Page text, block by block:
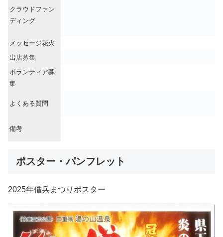
クラウドファン
ディング
メッセージ花火
出店募集
ボランティア募
集
よくある質問
備考
ポスター・パンフレット
2025年僧兵まつりポスター